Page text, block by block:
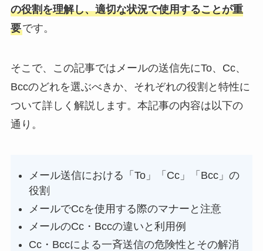
の役割を理解し、適切な状況で使用することが重
要です。
そこで、この記事ではメールの送信先にTo、Cc、
Bccのどれを選ぶべきか、それぞれの役割と特性に
ついて詳しく解説します。本記事の内容は以下の
通り。
メール送信における「To」「Cc」「Bcc」の
役割
メールでCcを使用する際のマナーと注意
メールのCc・Bccの違いと利用例
Cc・Bccによる一斉送信の危険性とその解消